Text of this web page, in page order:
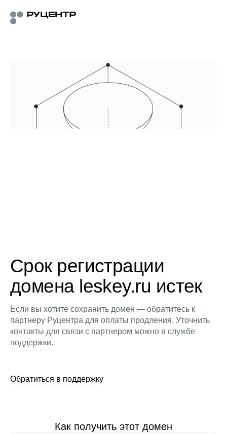
Срок регистрации
домена leskey.ru истек
Если вы хотите сохранить домен — обратитесь к
партнеру Руцентра для оплаты продления. Уточнить
контакты для связи с партнером можно в службе
поддержки.
Обратиться в поддержку
Как получить этот домен